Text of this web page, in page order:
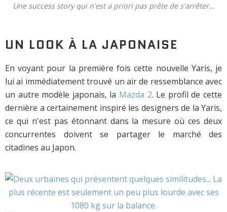
Une success story qui n'est a priori pas prête de s'arrêter...
UN LOOK À LA JAPONAISE
En voyant pour la première fois cette nouvelle Yaris, je
lui ai immédiatement trouvé un air de ressemblance avec
un autre modèle japonais, la Mazda 2. Le profil de cette
dernière a certainement inspiré les designers de la Yaris,
ce qui n'est pas étonnant dans la mesure où ces deux
concurrentes doivent se partager le marché des
citadines au Japon.